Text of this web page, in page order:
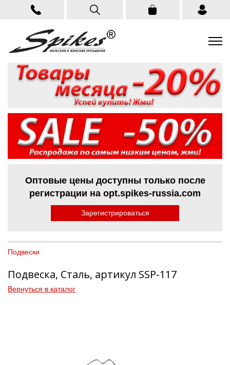
Оптовые цены доступны только после
регистрации на opt.spikes-russia.com
Зарегистрироваться
Подвески
Подвеска, Сталь, артикул SSP-117
Вернуться в каталог